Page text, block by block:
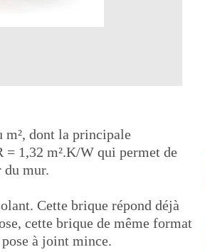
m², dont la principale
= 1,32 m².K/W qui permet de
du mur.
Cette brique répond déjà
cette brique de même format
à joint mince.